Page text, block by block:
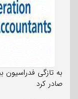
صادر کرد